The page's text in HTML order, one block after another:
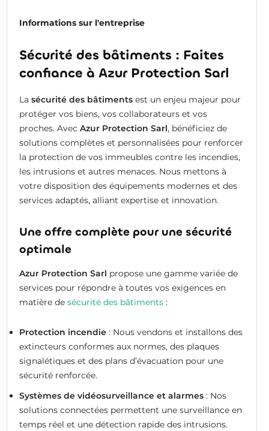
Informations sur l'entreprise
Sécurité des bâtiments : Faites
confiance à Azur Protection Sarl
La sécurité des bâtimentsest un enjeu majeur pour
protéger vos biens, vos collaborateurs et vos
proches. Avec Azur Protection Sarl, bénéficiez de
solutions complètes et personnalisées pour renforcer
la protection de vos immeubles contre les incendies,
les intrusions et autres menaces. Nous mettons à
votre disposition des équipements modernes et des
services adaptés, alliant expertise et innovation.
Une offre complète pour une sécurité
optimale
Azur Protection Sarl propose une gamme variée de
services pour répondre à toutes vos exigences en
matière de sécurité des bâtiments:
Protection incendie: Nous vendons et installons des
extincteurs conformes aux normes, des plaques
signalétiques et des plans d’évacuation pour une
sécurité renforcée.
Systèmes de vidéosurveillance et alarmes: Nos
solutions connectées permettent une surveillance en
temps réel et une détection rapide des intrusions.